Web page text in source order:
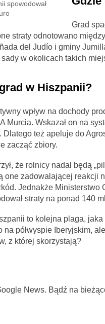
spowodował
Grad
straty odnotowano
del Judío i gminy
sady w okolicach takich
w Hiszpanii?
wpływ na dochody
Murcia. Wskazał on na
Dlatego też apeluje do
zacząć zbiory.
że rolnicy nadal będą
one zadowalającej reakcji
Jednakże Ministerstwo
straty na ponad 140
to kolejna plaga,
półwyspie Iberyjskim,
z której skorzystają?
News. Bądź na